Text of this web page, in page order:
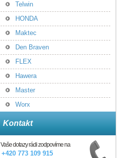
Telwin
HONDA
Maktec
Den Braven
FLEX
Hawera
Master
Worx
Kontakt
Vaše dotazy rádi zodpovíme na
+420 773 109 915